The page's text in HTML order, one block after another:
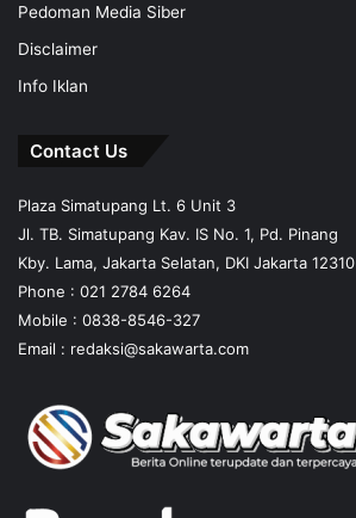
Pedoman Media Siber
Disclaimer
Info Iklan
Contact Us
Plaza Simatupang Lt. 6 Unit 3
Jl. TB. Simatupang Kav. IS No. 1, Pd. Pinang
Kby. Lama, Jakarta Selatan, DKI Jakarta 12310
Phone : 021 2784 6264
Mobile : 0838-8546-327
Email : redaksi@sakawarta.com